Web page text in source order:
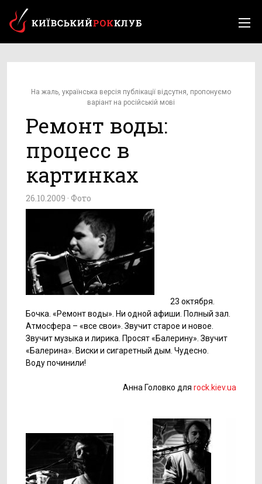
На жаль, українська версія публікації відсутня, пропонуємо
варіант на російській мові
Ремонт воды:
процесс в
картинках
26.10.2009 · Фото
23 октября.
Бочка. «Ремонт воды». Ни одной афиши. Полный зал.
Атмосфера – «все свои». Звучит старое и новое.
Звучит музыка и лирика. Просят «Балерину». Звучит
«Балерина». Виски и сигаретный дым. Чудесно.
Воду починили!
Анна Головко для rock.kiev.ua